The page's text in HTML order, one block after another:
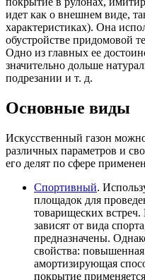
идет как о внешнем виде,
характеристиках). Она
обустройстве придомовой
Одно из главных ее
значительно дольше
подрезании и т. д.
Основные виды
Искусственный газон
различных параметров и
его делят по сфере
Спортивный.
площадок для
товарищеских встреч.
зависят от вида
предназначены.
свойства:
амортизирующая
покрытие